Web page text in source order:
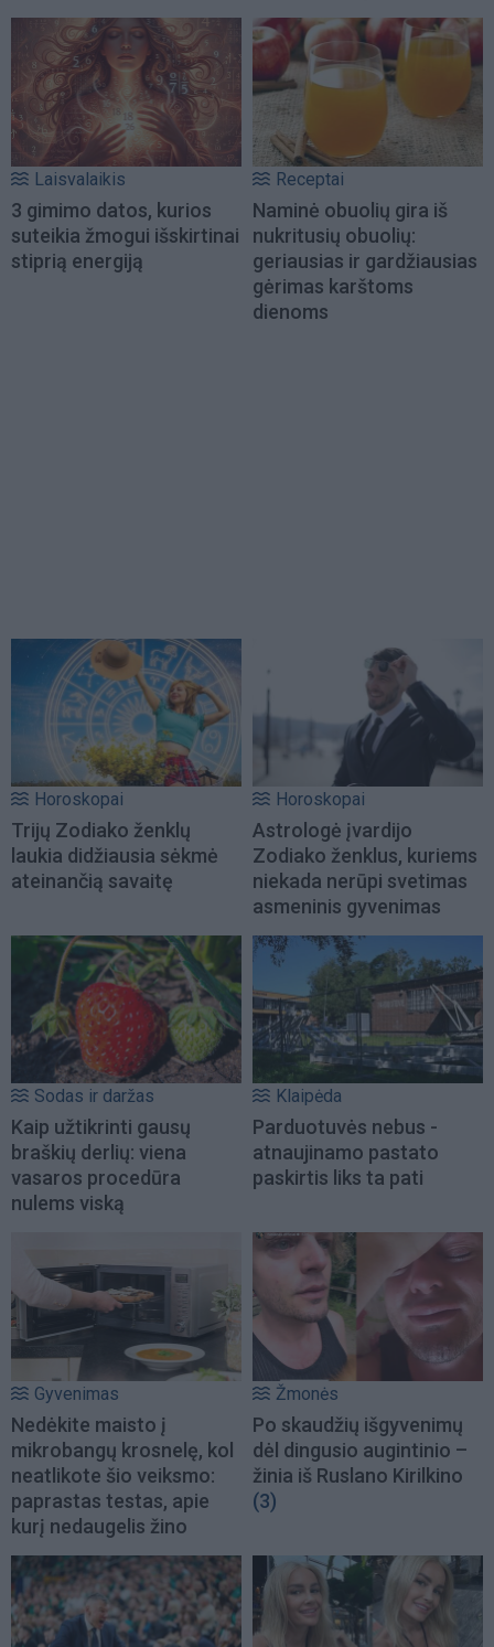
Laisvalaikis
3 gimimo datos, kurios
suteikia žmogui išskirtinai
stiprią energiją
Receptai
Naminė obuolių gira iš
nukritusių obuolių:
geriausias ir gardžiausias
gėrimas karštoms
dienoms
Horoskopai
Trijų Zodiako ženklų
laukia didžiausia sėkmė
ateinančią savaitę
Horoskopai
Astrologė įvardijo
Zodiako ženklus, kuriems
niekada nerūpi svetimas
asmeninis gyvenimas
Sodas ir daržas
Kaip užtikrinti gausų
braškių derlių: viena
vasaros procedūra
nulems viską
Klaipėda
Parduotuvės nebus -
atnaujinamo pastato
paskirtis liks ta pati
Gyvenimas
Nedėkite maisto į
mikrobangų krosnelę, kol
neatlikote šio veiksmo:
paprastas testas, apie
kurį nedaugelis žino
Žmonės
Po skaudžių išgyvenimų
dėl dingusio augintinio –
žinia iš Ruslano Kirilkino
(3)